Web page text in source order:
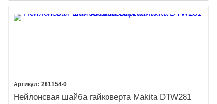
261154-0
Нейлоновая шайба гайковерта Makita DTW281